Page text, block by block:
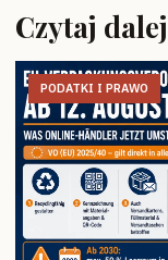
Czytaj dalej
PODATKI I PRAWO